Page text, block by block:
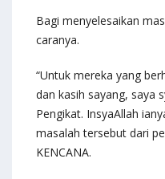
Bagi menyelesaikan
caranya.
“Untuk mereka yang
dan kasih sayang, saya
Pengikat. InsyaAllah
masalah tersebut dari
KENCANA.